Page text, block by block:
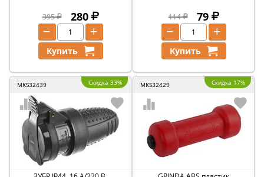
395 280
+
−
Купить
114 79
+
−
Купить
MKS32439 Скидка 33% MKS32429 Скидка 17%